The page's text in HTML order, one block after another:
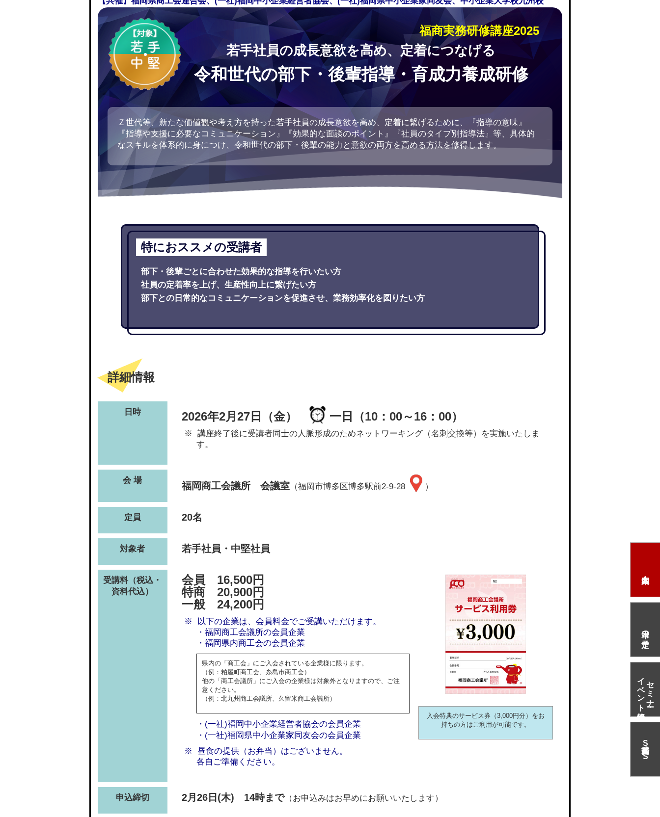
本日の予定
セミナー・
イベント情報
S
N
S
福商実務研修講座2025
若手社員の成長意欲を高め、定着につなげる
令和世代の部下・後輩指導・育成力養成研修
Ｚ世代等、新たな価値観や考え方を持った若手社員の成長意欲を高め、定着に繋げるために、『指導の意味』
『指導や支援に必要なコミュニケーション』『効果的な面談のポイント』『社員のタイプ別指導法』等、具体的
なスキルを体系的に身につけ、令和世代の部下・後輩の能力と意欲の両方を高める方法を修得します。
特におススメの受講者
部下・後輩ごとに合わせた効果的な指導を行いたい方
社員の定着率を上げ、生産性向上に繋げたい方
部下との日常的なコミュニケーションを促進させ、業務効率化を図りたい方
詳細情報
日時 2026年2月27日（金） 一日（10：00～16：00）
講座終了後に受講者同士の人脈形成のためネットワーキング（名刺交換等）を実施いたしま
す。
会 場
福岡商工会議所 会議室（福岡市博多区博多駅前2-9-28 ）
定員 20名
対象者 若手社員・中堅社員
受講料（税込・
資料代込）
会員 16,500円
特商 20,900円
一般 24,200円
以下の企業は、会員料金でご受講いただけます。
・福岡商工会議所の会員企業
・福岡県内商工会の会員企業
県内の「商工会」にご入会されている企業様に限ります。
（例：粕屋町商工会、糸島市商工会）
他の「商工会議所」にご入会の企業様は対象外となりますので、ご注
意ください。
（例：北九州商工会議所、久留米商工会議所）
・(一社)福岡中小企業経営者協会の会員企業
・(一社)福岡県中小企業家同友会の会員企業
昼食の提供（お弁当）はございません。
各自ご準備ください。
入会特典のサービス券（3,000円分）をお
持ちの方はご利用が可能です。
申込締切 2月26日(木) 14時まで（お申込みはお早めにお願いいたします）